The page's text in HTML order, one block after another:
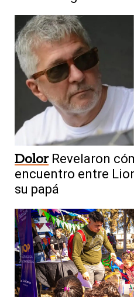
Dolor Revelaron
encuentro entre
su papá